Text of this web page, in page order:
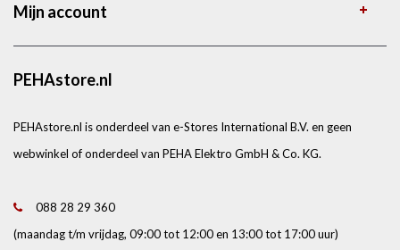
Mijn account
PEHAstore.nl
PEHAstore.nl is onderdeel van e-Stores International B.V. en geen
webwinkel of onderdeel van PEHA Elektro GmbH & Co. KG.
088 28 29 360
(maandag t/m vrijdag, 09:00 tot 12:00 en 13:00 tot 17:00 uur)